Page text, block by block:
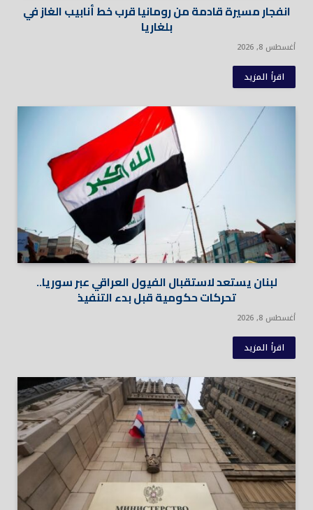
انفجار مسيرة قادمة من رومانيا قرب خط أنابيب الغاز في
بلغاريا
أغسطس 8, 2026
اقرأ المزيد
لبنان يستعد لاستقبال الفيول العراقي عبر سوريا..
تحركات حكومية قبل بدء التنفيذ
أغسطس 8, 2026
اقرأ المزيد